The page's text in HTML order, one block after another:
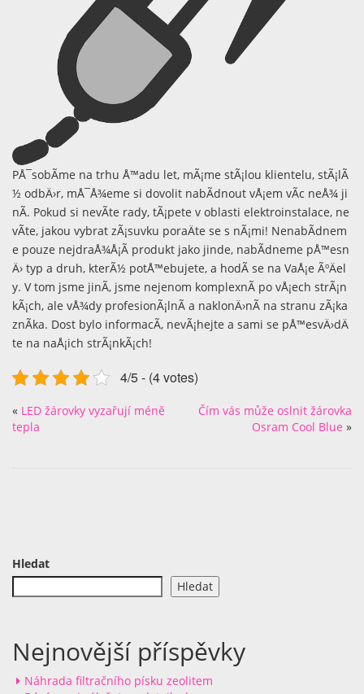
PÅ¯sobÃ­me na trhu Å™adu let, mÃ¡me stÃ¡lou klientelu, stÃ¡lÃ
½ odbÄ›r, mÅ¯Å¾eme si dovolit nabÃ­dnout vÅ¡em vÃ­c neÅ¾ ji
nÃ­. Pokud si nevÃ­te rady, tÃ¡pete v oblasti elektroinstalace, ne
vÃ­te, jakou vybrat zÃ¡suvku poraÄte se s nÃ¡mi! NenabÃ­dnem
e pouze nejdraÅ¾Å¡Ã­ produkt jako jinde, nabÃ­dneme pÅ™esn
Ä› typ a druh, kterÃ½ potÅ™ebujete, a hodÃ­ se na VaÅ¡e ÃºÄel
y. V tom jsme jinÃ­, jsme nejenom komplexnÃ­ po vÅ¡ech strÃ¡n
kÃ¡ch, ale vÅ¾dy profesionÃ¡lnÃ­ a naklonÄ›nÃ­ na stranu zÃ¡ka
znÃ­ka. Dost bylo informacÃ­, nevÃ¡hejte a sami se pÅ™esvÄ›dÄ
te na naÅ¡ich strÃ¡nkÃ¡ch!
4/5 - (4 votes)
« LED žárovky vyzařují méně
tepla
Čím vás může oslnit žárovka
Osram Cool Blue »
Hledat
Hledat
Nejnovější příspěvky
Náhrada filtračního písku zeolitem